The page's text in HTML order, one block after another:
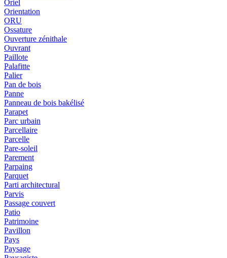
Oriel
Orientation
ORU
Ossature
Ouverture zénithale
Ouvrant
Paillote
Palafitte
Palier
Pan de bois
Panne
Panneau de bois bakélisé
Parapet
Parc urbain
Parcellaire
Parcelle
Pare-soleil
Parement
Parpaing
Parquet
Parti architectural
Parvis
Passage couvert
Patio
Patrimoine
Pavillon
Pays
Paysage